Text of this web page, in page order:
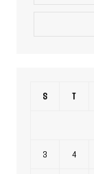
S T
3 4